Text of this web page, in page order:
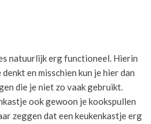
natuurlijk erg functioneel. Hierin
en misschien kun je hier dan
die je niet zo vaak gebruikt.
ook gewoon je kookspullen
zeggen dat een keukenkastje erg